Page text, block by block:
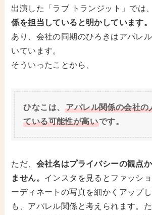
出演した「ラブ トランジット」では、
係を担当していると明かしています。
あり、会社の同期のひろきはアパレ
いています。
そういったことから、
ひなこは、アパレル関係の会社の
ている可能性が高いです。
ただ、 会社名はプライバシーの観点
ません。 インスタを見るとファッシ
ーディネートの写真を細かくアップ
も、アパレル関係と考えられます。